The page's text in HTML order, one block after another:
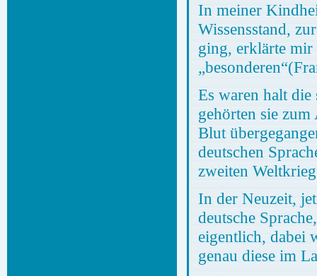
In meiner
Wissensstand,
ging, erklärte mir
Es waren halt die
gehörten sie
Blut
deutschen
zweiten
In der Neuzeit,
deutsche
eigentlich, dabei
genau diese im